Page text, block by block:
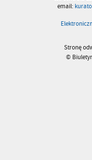
email:
Stronę
©